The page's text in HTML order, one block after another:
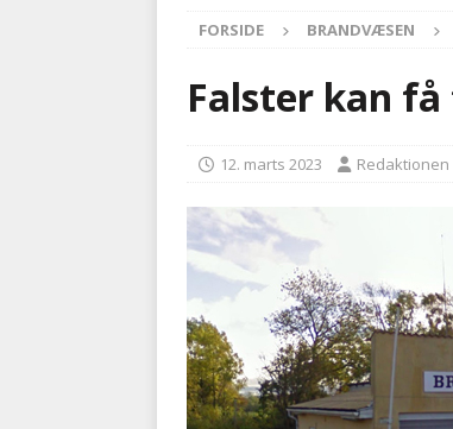
[ 5. august
i det offentlige
[ 4. august 2026
[ 7. august 2026
nødsporet
FORSIDE BRANDVÆSEN
Falster kan
12. marts 2023 Redaktionen